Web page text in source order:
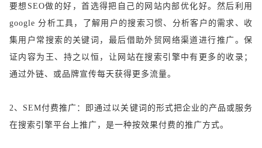
要想 SEO做的好，首选得把自己的网站内部优化好。然后利用
google 分析工具，了解用户的搜索习惯、分析客户的需求、收
集用户常搜索的关键词，最后借助外贸网络渠道进行推广。保
证内容为王、持之以恒，让网站在搜索引擎中有更多的收录；
通过外链、或品牌宣传每天获得更多流量。
2、SEM付费推广：即通过以关键词的形式把企业的产品或服务
在搜索引擎平台上推广，是一种按效果付费的推广方式。